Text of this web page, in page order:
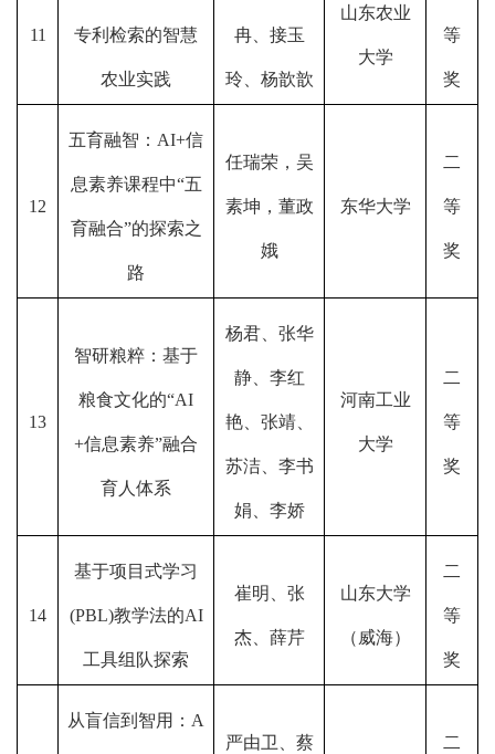
11 专利检索的智慧
农业实践
冉、接玉
玲、杨歆歆
山东农业
大学
等
奖
12
五育融智：AI+信
息素养课程中“五
育融合”的探索之
路
任瑞荣，吴
素坤，董政
娥
东华大学
二
等
奖
13
智研粮粹：基于
粮食文化的“AI
+信息素养”融合
育人体系
杨君、张华
静、李红
艳、张靖、
苏洁、李书
娟、李娇
河南工业
大学
二
等
奖
14
基于项目式学习
(PBL)教学法的AI
工具组队探索
崔明、张
杰、薛芹
山东大学
（威海）
二
等
奖
从盲信到智用：A
严由卫、蔡 二